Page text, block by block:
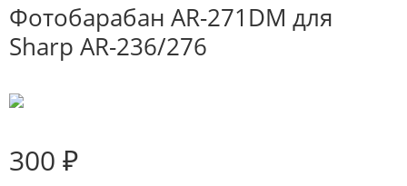
Фотобарабан AR-271DM для
Sharp AR-236/276
300 ₽